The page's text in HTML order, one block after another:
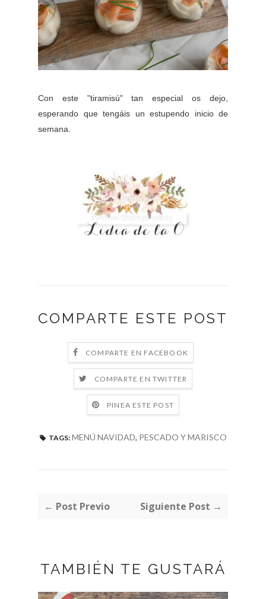
Con este "tiramisú" tan especial os dejo,
esperando que tengáis un estupendo inicio de
semana.
COMPARTE ESTE POST
COMPARTE EN FACEBOOK
COMPARTE EN TWITTER
PINEA ESTE POST
TAGS: MENÚ NAVIDAD, PESCADO Y MARISCO
← Post Previo Siguiente Post →
TAMBIÉN TE GUSTARÁ